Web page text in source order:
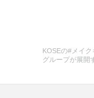
KOSEの#メイ
グループが展開